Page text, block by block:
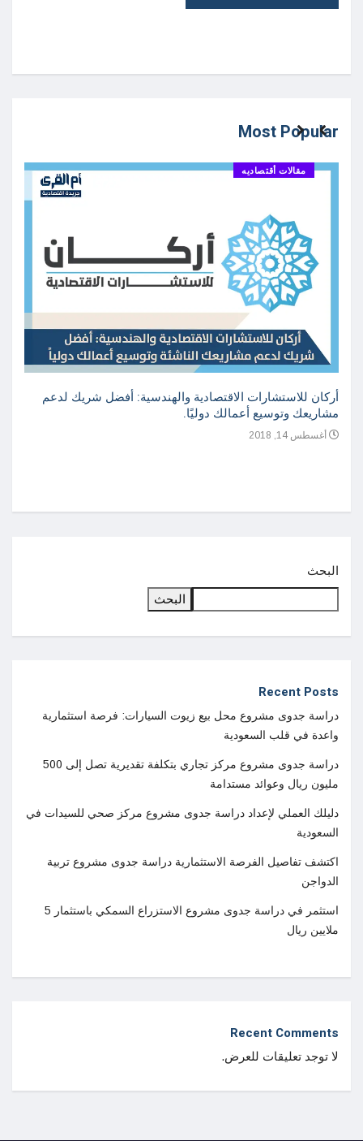
Most Popular
مقالات أقتصاديه
أركان للاستشارات الاقتصادية والهندسية: أفضل شريك لدعم
مشاريعك وتوسيع أعمالك دوليًا.
أغسطس 14, 2018
البحث
البحث
Recent Posts
دراسة جدوى مشروع محل بيع زيوت السيارات: فرصة استثمارية
واعدة في قلب السعودية
دراسة جدوى مشروع مركز تجاري بتكلفة تقديرية تصل إلى 500
مليون ريال وعوائد مستدامة
دليلك العملي لإعداد دراسة جدوى مشروع مركز صحي للسيدات في
السعودية
اكتشف تفاصيل الفرصة الاستثمارية دراسة جدوى مشروع تربية
الدواجن
استثمر في دراسة جدوى مشروع الاستزراع السمكي باستثمار 5
ملايين ريال
Recent Comments
لا توجد تعليقات للعرض.